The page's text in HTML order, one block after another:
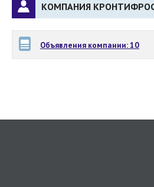
КОМПАНИЯ
Объявления компании: 10